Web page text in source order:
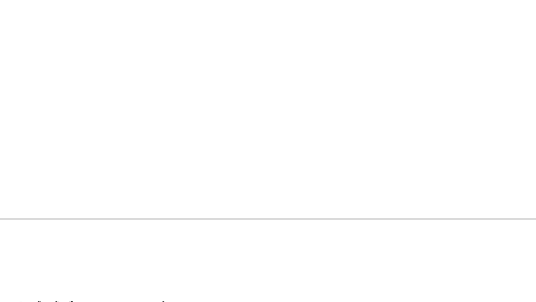
Z